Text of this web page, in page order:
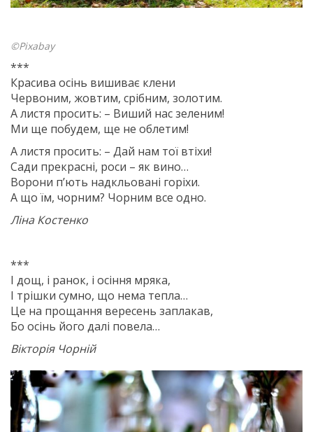
©Pixabay
***
Красива осінь вишиває клени
Червоним, жовтим, срібним, золотим.
А листя просить: – Виший нас зеленим!
Ми ще побудем, ще не облетим!
А листя просить: – Дай нам тої втіхи!
Сади прекрасні, роси – як вино…
Ворони п’ють надкльовані горіхи.
А що їм, чорним? Чорним все одно.
Ліна Костенко
***
І дощ, і ранок, і осіння мряка,
І трішки сумно, що нема тепла…
Це на прощання вересень заплакав,
Бо осінь його далі повела…
Вікторія Чорній